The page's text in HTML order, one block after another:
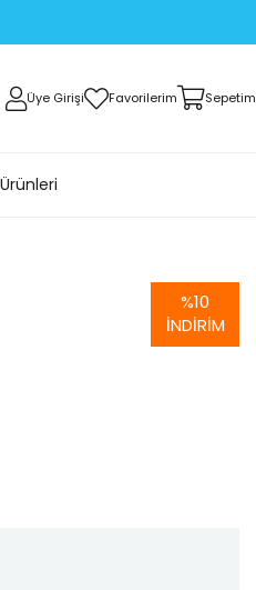
Üye Girişi Favorilerim Sepetim
%10
İNDIRIM